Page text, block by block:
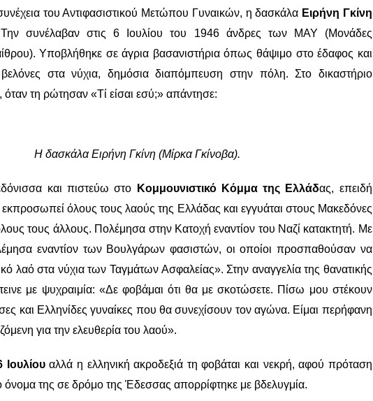
του Αντιφασιστικού Μετώπου Γυναικών, η δασκάλα Ειρήνη Γκίνη
συνέλαβαν στις 6 Ιουλίου του 1946 άνδρες των ΜΑΥ (Μονάδες
Υποβλήθηκε σε άγρια βασανιστήρια όπως θάψιμο στο έδαφος και
βελόνες στα νύχια, δημόσια διαπόμπευση στην πόλη. Στο δικαστήριο
τη ρώτησαν «Τί είσαι εσύ;» απάντησε:
Η δασκάλα Ειρήνη Γκίνη (Μίρκα Γκίνοβα).
και πιστεύω στο Κομμουνιστικό Κόμμα της Ελλάδας, επειδή
όλους τους λαούς της Ελλάδας και εγγυάται στους Μακεδόνες
τους άλλους. Πολέμησα στην Κατοχή εναντίον του Ναζί κατακτητή. Με
εναντίον των Βουλγάρων φασιστών, οι οποίοι προσπαθούσαν να
λαό στα νύχια των Ταγμάτων Ασφαλείας». Στην αναγγελία της θανατικής
με ψυχραιμία: «Δε φοβάμαι ότι θα με σκοτώσετε. Πίσω μου στέκουν
και Ελληνίδες γυναίκες που θα συνεχίσουν τον αγώνα. Είμαι περήφανη
για την ελευθερία του λαού».
Ιουλίουαλλά η ελληνική ακροδεξιά τη φοβάται και νεκρή, αφού πρόταση
όνομα της σε δρόμο της Έδεσσας απορρίφτηκε με βδελυγμία.